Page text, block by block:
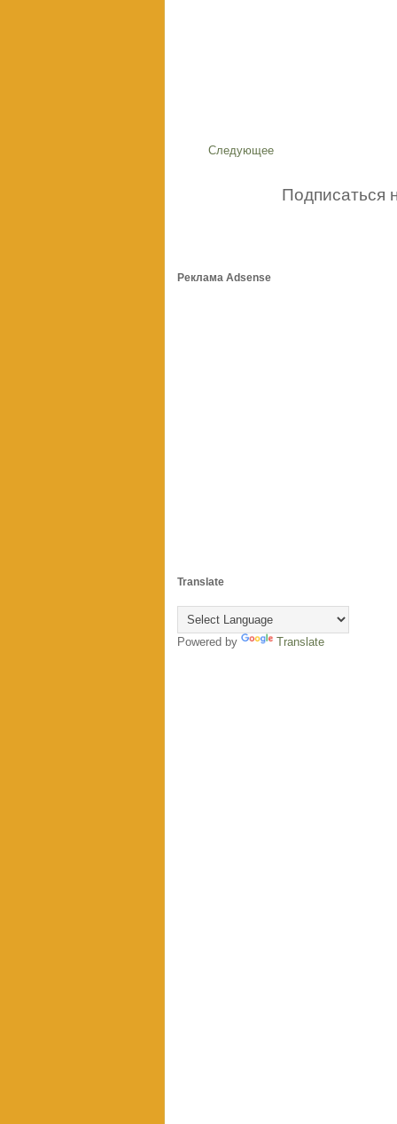
Следующее
Подписаться
Реклама Adsense
Translate
Powered by Translate